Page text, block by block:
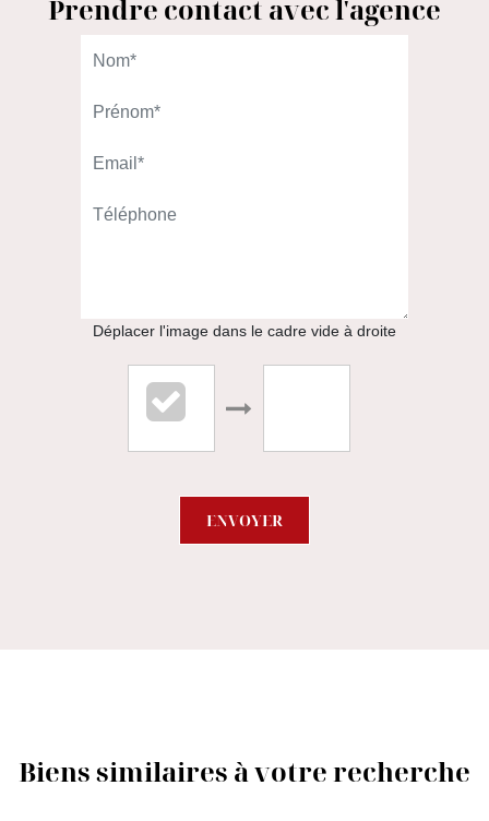
Prendre contact avec l'agence
Déplacer l'image dans le cadre vide à droite
ENVOYER
Biens similaires à votre recherche